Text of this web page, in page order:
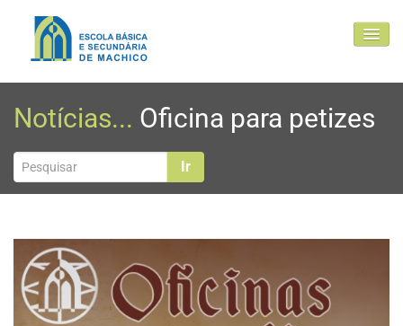
EBSM
Comunidade Educativa
Clubes e projetos
Atualidade
Notícias... Oficina para petizes
Ir